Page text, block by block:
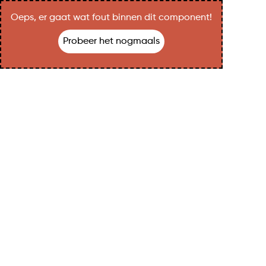
Oeps, er gaat wat fout binnen dit component!
Probeer het nogmaals